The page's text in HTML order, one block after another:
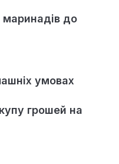
до
умовах
грошей на